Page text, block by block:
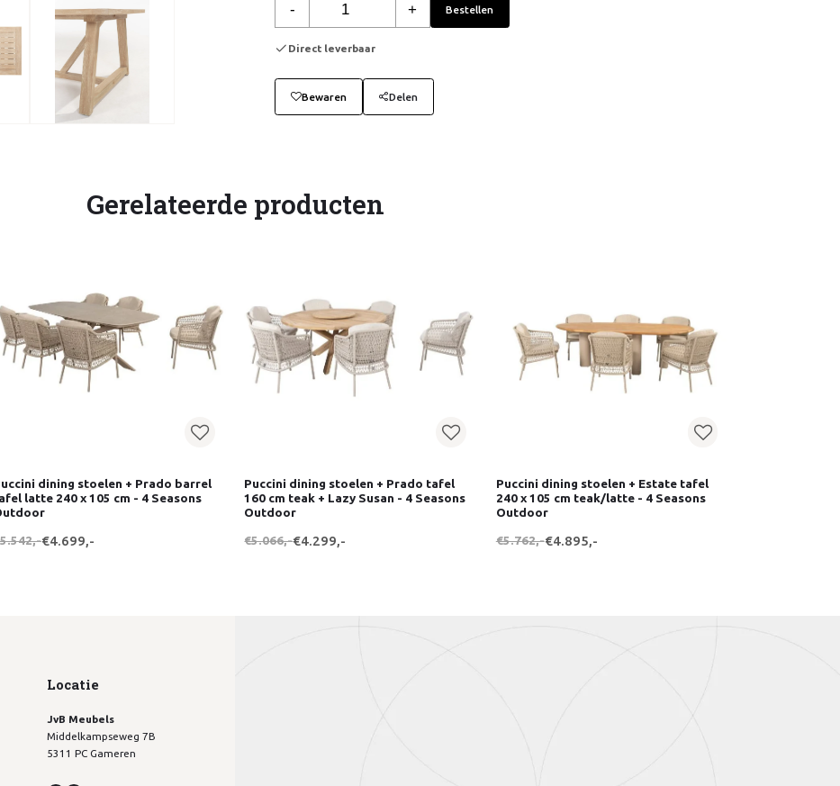
- + Bestellen
Direct leverbaar
Bewaren Delen
Gerelateerde producten
dining stoelen + Prado barrel
latte 240 x 105 cm - 4 Seasons
€4.699,-
Puccini dining stoelen + Prado tafel
160 cm teak + Lazy Susan - 4 Seasons
Outdoor
€5.066,-€4.299,-
Puccini dining stoelen + Estate tafel
240 x 105 cm teak/latte - 4 Seasons
Outdoor
€5.762,-€4.895,-
Locatie
JvB Meubels
Middelkampseweg 7B
5311 PC Gameren